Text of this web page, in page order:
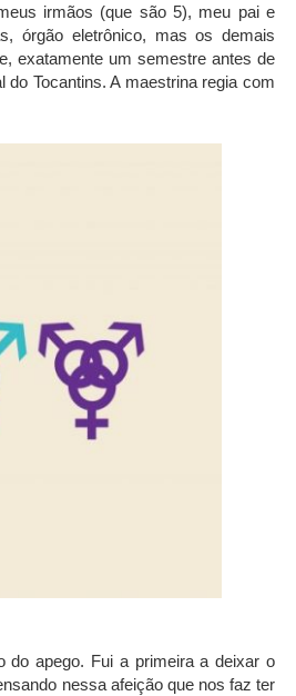
irmãos (que são 5), meu pai e
órgão eletrônico, mas os demais
exatamente um semestre antes de
Tocantins. A maestrina regia com
do apego. Fui a primeira a deixar o
nessa afeição que nos faz ter